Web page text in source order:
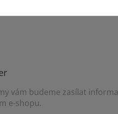
vám budeme zasílat
e-shopu.